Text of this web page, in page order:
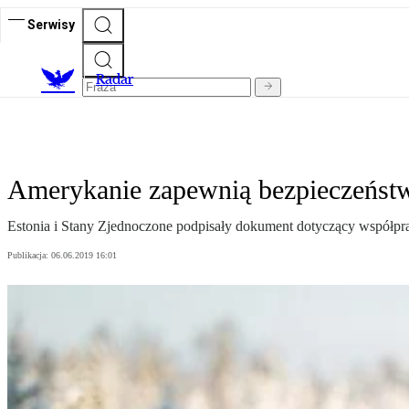
Serwisy
Radar
Amerykanie zapewnią
Estonia i Stany Zjednoczone podpisały dokument dotyczący
Publikacja: 06.06.2019 16:01